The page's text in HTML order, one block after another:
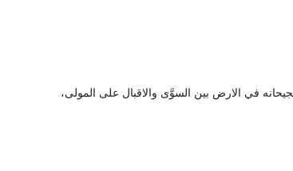
في الارض بين السوَّى والاقبال على المولى،